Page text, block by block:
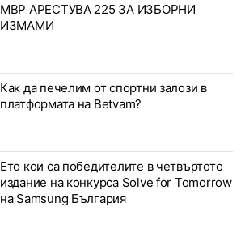
МВР АРЕСТУВА 225 ЗА ИЗБОРНИ
ИЗМАМИ
Как да печелим от спортни залози в
платформата на Betvam?
Ето кои са победителите в четвъртото
издание на конкурса Solve for Tomorrow
на Samsung България